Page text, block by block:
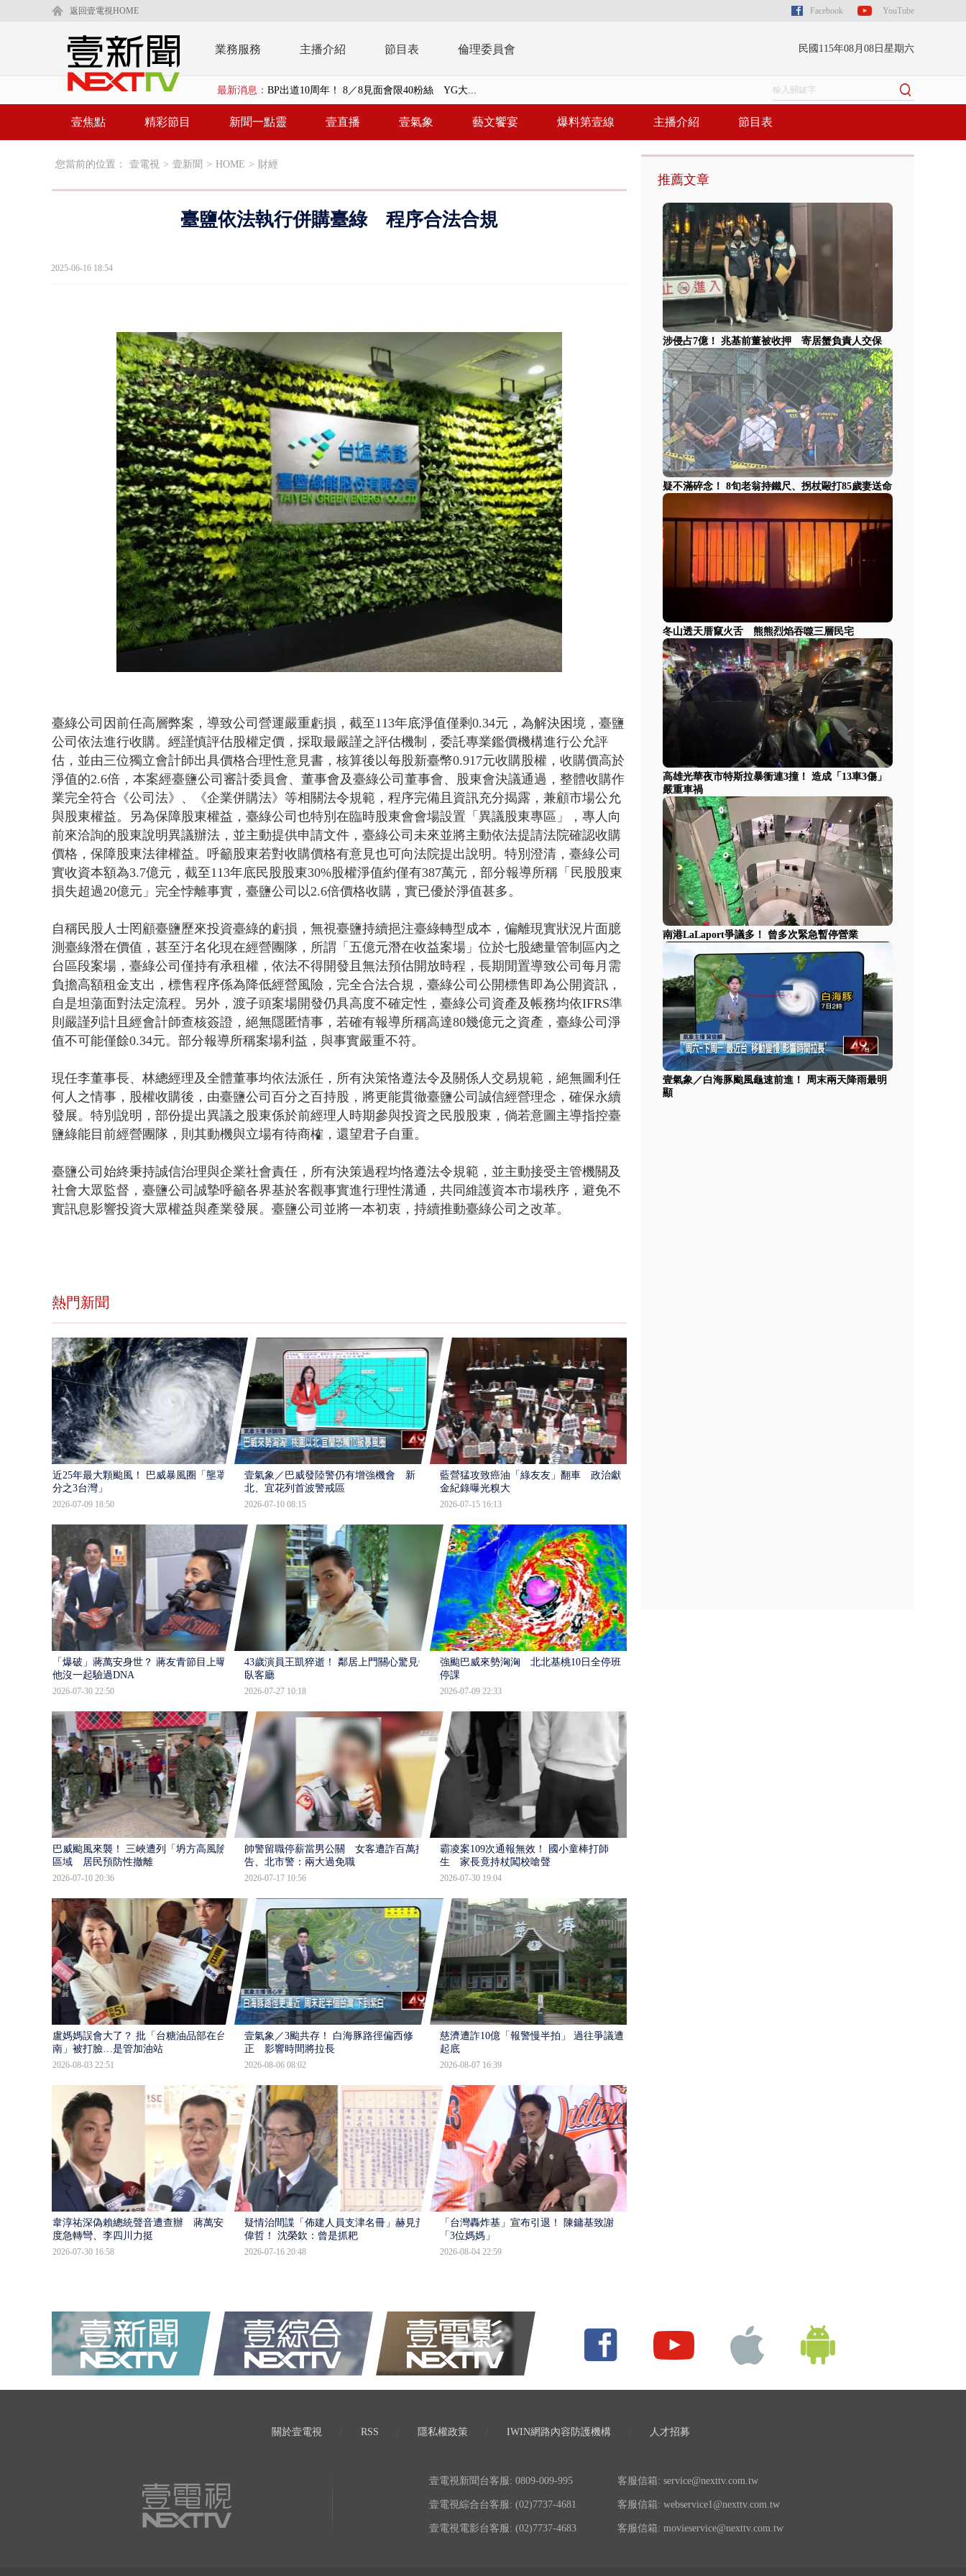
返回壹電視HOME Facebook YouTube
業務服務 主播介紹 節目表 倫理委員會 民國115年08月08日星期六
最新消息： BP出道10周年！ 8／8見面會限40粉絲 YG大...
「吉伊卡哇」劇場版超人氣限量特典 粉絲排...
中聯毒油20%下架標準惹議 傳石崇良、姜至...
壹焦點 精彩節目 新聞一點靈 壹直播 壹氣象 藝文饗宴 爆料第壹線 主播介紹 節目表
您當前的位置： 壹電視 > 壹新聞 > HOME > 財經
臺鹽依法執行併購臺綠 程序合法合規
2025-06-16 18:54
臺綠公司因前任高層弊案，導致公司營運嚴重虧損，截至113年底淨值僅剩0.34元，為解決困境，臺鹽
公司依法進行收購。經謹慎評估股權定價，採取最嚴謹之評估機制，委託專業鑑價機構進行公允評
估，並由三位獨立會計師出具價格合理性意見書，核算後以每股新臺幣0.917元收購股權，收購價高於
淨值的2.6倍，本案經臺鹽公司審計委員會、董事會及臺綠公司董事會、股東會決議通過，整體收購作
業完全符合《公司法》、《企業併購法》等相關法令規範，程序完備且資訊充分揭露，兼顧市場公允
與股東權益。另為保障股東權益，臺綠公司也特別在臨時股東會會場設置「異議股東專區」，專人向
前來洽詢的股東說明異議辦法，並主動提供申請文件，臺綠公司未來並將主動依法提請法院確認收購
價格，保障股東法律權益。呼籲股東若對收購價格有意見也可向法院提出說明。特別澄清，臺綠公司
實收資本額為3.7億元，截至113年底民股股東30%股權淨值約僅有387萬元，部分報導所稱「民股股東
損失超過20億元」完全悖離事實，臺鹽公司以2.6倍價格收購，實已優於淨值甚多。
自稱民股人士罔顧臺鹽歷來投資臺綠的虧損，無視臺鹽持續挹注臺綠轉型成本，偏離現實狀況片面臆
測臺綠潛在價值，甚至汙名化現在經營團隊，所謂「五億元潛在收益案場」位於七股總量管制區內之
台區段案場，臺綠公司僅持有承租權，依法不得開發且無法預估開放時程，長期閒置導致公司每月需
負擔高額租金支出，標售程序係為降低經營風險，完全合法合規，臺綠公司公開標售即為公開資訊，
自是坦蕩面對法定流程。另外，渡子頭案場開發仍具高度不確定性，臺綠公司資產及帳務均依IFRS準
則嚴謹列計且經會計師查核簽證，絕無隱匿情事，若確有報導所稱高達80幾億元之資產，臺綠公司淨
值不可能僅餘0.34元。部分報導所稱案場利益，與事實嚴重不符。
現任李董事長、林總經理及全體董事均依法派任，所有決策恪遵法令及關係人交易規範，絕無圖利任
何人之情事，股權收購後，由臺鹽公司百分之百持股，將更能貫徹臺鹽公司誠信經營理念，確保永續
發展。特別說明，部份提出異議之股東係於前經理人時期參與投資之民股股東，倘若意圖主導指控臺
鹽綠能目前經營團隊，則其動機與立場有待商榷，還望君子自重。
臺鹽公司始終秉持誠信治理與企業社會責任，所有決策過程均恪遵法令規範，並主動接受主管機關及
社會大眾監督，臺鹽公司誠摯呼籲各界基於客觀事實進行理性溝通，共同維護資本市場秩序，避免不
實訊息影響投資大眾權益與產業發展。臺鹽公司並將一本初衷，持續推動臺綠公司之改革。
熱門新聞
近25年最大顆颱風！ 巴威暴風圈「壟罩4
分之3台灣」
2026-07-09 18:50
壹氣象／巴威發陸警仍有增強機會 新
北、宜花列首波警戒區
2026-07-10 08:15
藍營猛攻致癌油「綠友友」翻車 政治獻
金紀錄曝光糗大
2026-07-15 16:13
「爆破」蔣萬安身世？ 蔣友青節目上曝：
他沒一起驗過DNA
2026-07-30 22:50
43歲演員王凱猝逝！ 鄰居上門關心驚見倒
臥客廳
2026-07-27 10:18
強颱巴威來勢洶洶 北北基桃10日全停班
停課
2026-07-09 22:33
巴威颱風來襲！ 三峽遭列「坍方高風險」
區域 居民預防性撤離
2026-07-10 20:36
帥警留職停薪當男公關 女客遭詐百萬提
告、北市警：兩大過免職
2026-07-17 10:56
霸凌案109次通報無效！ 國小童棒打師
生 家長竟持杖闖校嗆聲
2026-07-30 19:04
盧媽媽誤會大了？ 批「台糖油品部在台
南」被打臉…是管加油站
2026-08-03 22:51
壹氣象／3颱共存！ 白海豚路徑偏西修
正 影響時間將拉長
2026-08-06 08:02
慈濟遭詐10億「報警慢半拍」 過往爭議遭
起底
2026-08-07 16:39
韋淳祐深偽賴總統聲音遭查辦 蔣萬安態
度急轉彎、李四川力挺
2026-07-30 16:58
疑情治間諜「佈建人員支津名冊」赫見黃
偉哲！ 沈榮欽：曾是抓耙
2026-07-16 20:48
「台灣轟炸基」宣布引退！ 陳鏞基致謝
「3位媽媽」
2026-08-04 22:59
推薦文章
涉侵占7億！ 兆基前董被收押 寄居蟹負責人交保
疑不滿碎念！ 8旬老翁持鐵尺、拐杖毆打85歲妻送命
冬山透天厝竄火舌 熊熊烈焰吞噬三層民宅
高雄光華夜市特斯拉暴衝連3撞！ 造成「13車3傷」
嚴重車禍
南港LaLaport爭議多！ 曾多次緊急暫停營業
壹氣象／白海豚颱風龜速前進！ 周末兩天降雨最明
顯
關於壹電視 RSS 隱私權政策 IWIN網路內容防護機構 人才招募
壹電視新聞台客服: 0809-009-995 客服信箱: service@nexttv.com.tw
壹電視綜合台客服: (02)7737-4681 客服信箱: webservice1@nexttv.com.tw
壹電視電影台客服: (02)7737-4683 客服信箱: movieservice@nexttv.com.tw